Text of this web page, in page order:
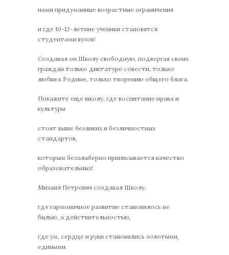
нами придуманные возрастные ограничения
и где 10-12-летние ученики становятся
студентами вузов!
Создавал он Школу свободную, подвергая своих
граждан только диктатуре совести, только
любви к Родине, только творению общего блага.
Покажите еще школу, где воспитание нрава и
культуры
стоят выше безликих и безличностных
стандартов,
которым безалаберно приписывается качество
образовательных!
Михаил Петрович создавал Школу,
где гармоничное развитие становилось не
былью, а действительностью,
где ум, сердце и руки становились золотыми,
едиными.